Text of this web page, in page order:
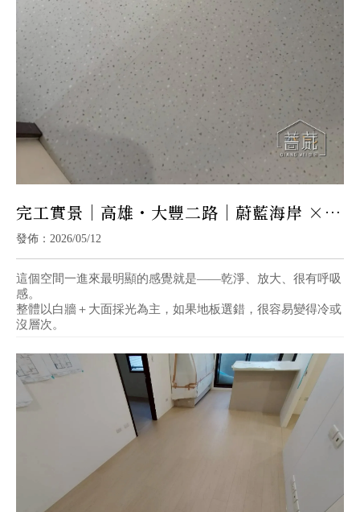
完工實景｜高雄・大豐二路｜蔚藍海岸 ×
石紋落塵區｜清新明亮 × 飯店感生活
發佈：2026/05/12
這個空間一進來最明顯的感覺就是——乾淨、放大、很有呼吸
感。
整體以白牆＋大面採光為主，如果地板選錯，很容易變得冷或
沒層次。